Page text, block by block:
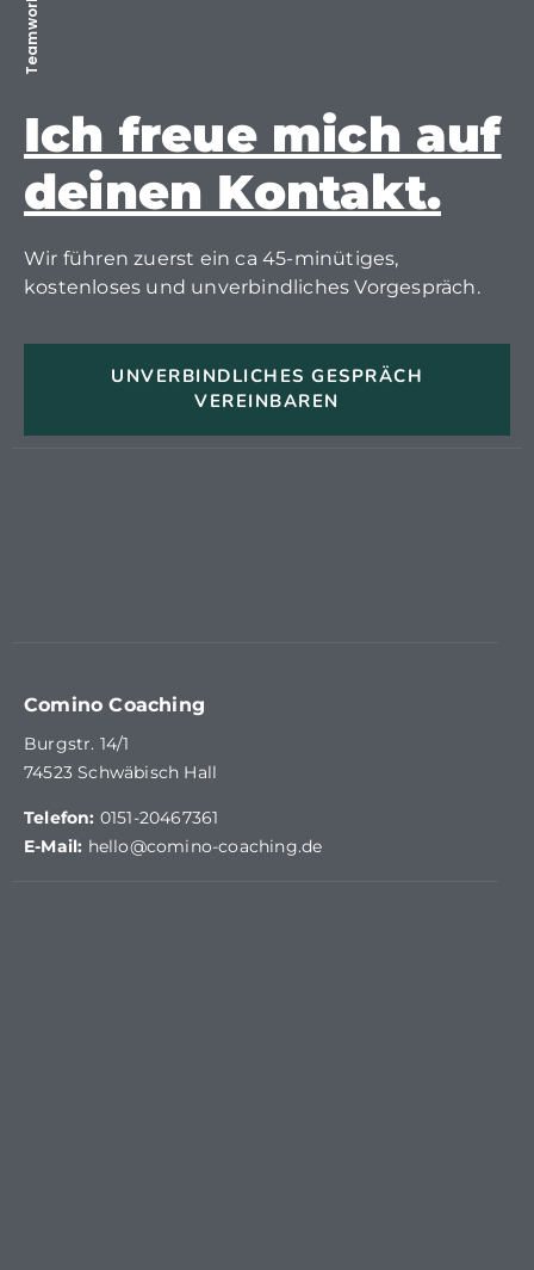
Teamwork
Ich freue mich auf
deinen Kontakt.
Wir führen zuerst ein ca 45-minütiges,
kostenloses und unverbindliches Vorgespräch.
UNVERBINDLICHES GESPRÄCH
VEREINBAREN
Comino Coaching
Burgstr. 14/1
74523 Schwäbisch Hall
Telefon: 0151-20467361
E-Mail: hello@comino-coaching.de